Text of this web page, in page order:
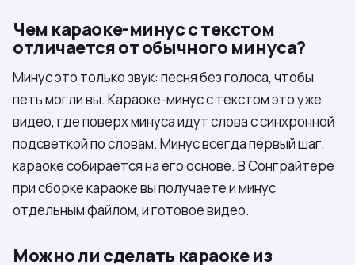
Чем караоке-минус с текстом
отличается от обычного минуса?
Минус это только звук: песня без голоса, чтобы
петь могли вы. Караоке-минус с текстом это уже
видео, где поверх минуса идут слова с синхронной
подсветкой по словам. Минус всегда первый шаг,
караоке собирается на его основе. В Сонграйтере
при сборке караоке вы получаете и минус
отдельным файлом, и готовое видео.
Можно ли сделать караоке из